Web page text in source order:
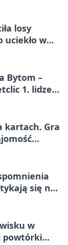
losy
uciekło w
Bytom –
1. lidze.
kartach. Gra
się na
w
powtórki